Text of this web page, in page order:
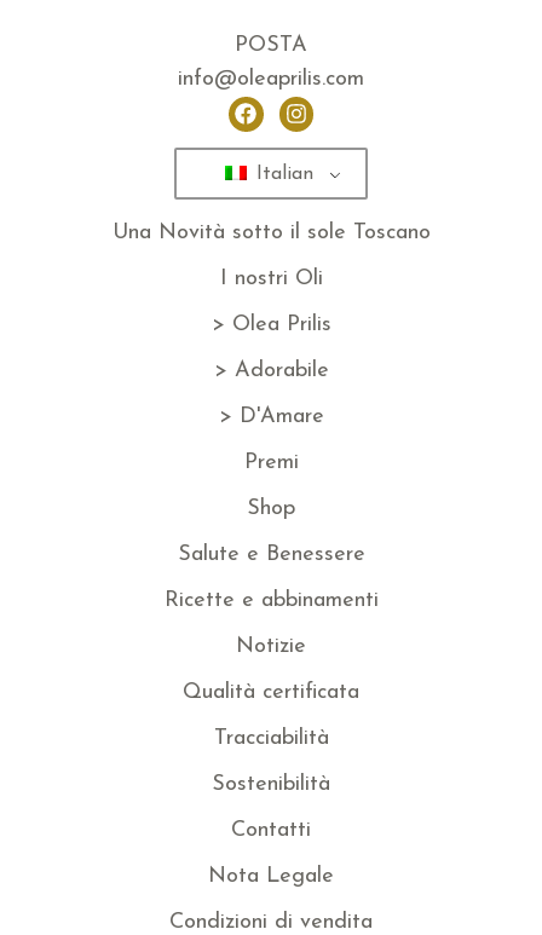
POSTA
info@oleaprilis.com
Italian
Una Novità sotto il sole Toscano
I nostri Oli
> Olea Prilis
> Adorabile
> D'Amare
Premi
Shop
Salute e Benessere
Ricette e abbinamenti
Notizie
Qualità certificata
Tracciabilità
Sostenibilità
Contatti
Nota Legale
Condizioni di vendita